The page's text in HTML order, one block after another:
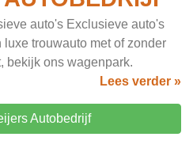
auto's Exclusieve auto's
trouwauto met of zonder
bekijk ons wagenpark.
Lees verder »
Autobedrijf